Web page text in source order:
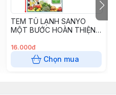
TEM TỦ LẠNH SANYO
MỘT BƯỚC HOÀN THIỆN
16.000đ
Chọn mua